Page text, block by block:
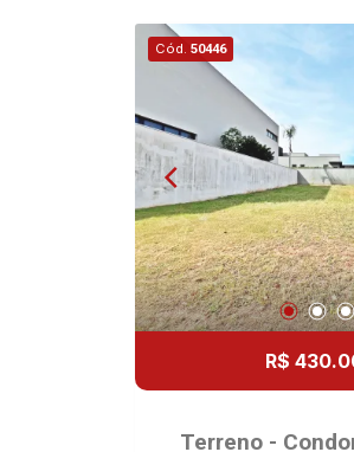
Cód. 50446
R$
Terreno -